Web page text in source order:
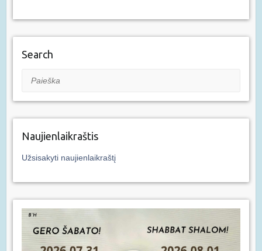
Search
Paieška
Naujienlaikraštis
Užsisakyti naujienlaikraštį